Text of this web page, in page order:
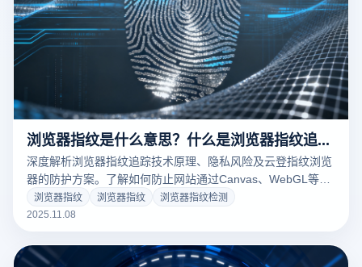
浏览器指纹是什么意思？什么是浏览器指纹追踪？
深度解析浏览器指纹追踪技术原理、隐私风险及云登指纹浏览
器的防护方案。了解如何防止网站通过Canvas、WebGL等特
征识别您的身份，实现多账号安全管理和广告优化。
浏览器指纹 浏览器指纹
浏览器指纹检测
2025.11.08